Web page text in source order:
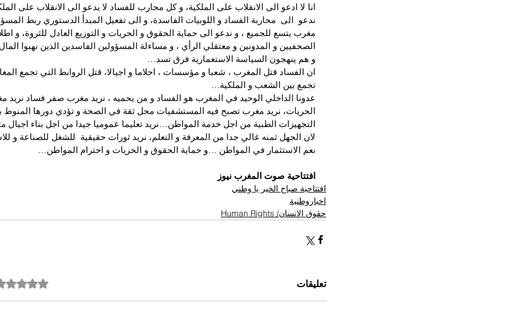
انا لا ادعو الى الانقلاب على الملكية، و كل محارب للفساد لا يدعو الى الانقلاب على
ندعو  الى  محاربة الفساد و اللوبيات الفاسدة، و الى تفعيل المبدأ الدستوري ربط
مغرب يتسع للجميع ، و ندعو الى حماية الحقوق و الحريات و التوزيع العادل للثروة، و
الصحفيين و المدونين و معتقلي الرأي ، و مساءلة المسؤولين الفاسدين الذين نهبوا
و هم ينهجون السياسة الاستعمارية فرق تسد…
ان الفساد قتل المغرب ، شعبا و مؤسسات ، احلاما و اجيالا، قتل الروابط التي تجمع
تجمع بين الشعب و الملكية…
عدونا الداخلي الوحيد في المغرب هو الفساد و من يحميه ، نريد مغرب صفر فساد نريد
الحريات، نريد مغرب تصبح فيه المستشفيات محل ثقة في الصحة و تؤدي دورها المنوط
التجهيزات الطبية من اجل خدمة المواطن…نريد تعليما عموميا جيدا من اجل بناء اجيال
لان الجهل ثمنه غالي جدا من المعرفة و التعلم، نريد ثورات حقيقية  للشغل للصناعة و
نعم الاستثمار في المواطن …و حماية الحقوق و الحريات و احترام المواطن…
افتتاحية صوت المغرب نيوز
افتتاحية صباح الخير يا وطني
اخباروطنية
حقوق الانسان/ Human Rights
تعليقات تم التقييم بـ 0 من أصل 5 نجوم.